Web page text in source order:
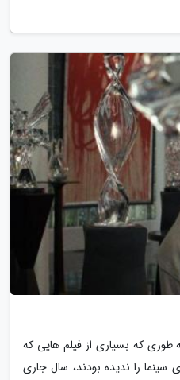
به طوری که بسیاری از فیلم هایی که
را ندیده بودند، سال جاری